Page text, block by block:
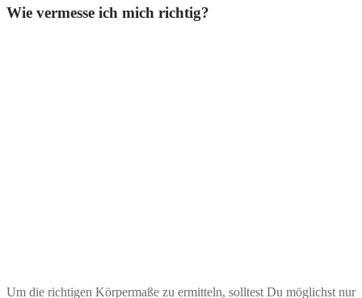
Wie vermesse ich mich richtig?
Um die richtigen Körpermaße zu ermitteln, solltest Du möglichst nur